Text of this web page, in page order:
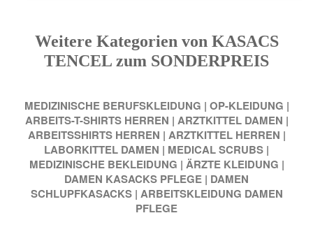
Weitere Kategorien von KASACS
TENCEL zum SONDERPREIS
MEDIZINISCHE BERUFSKLEIDUNG | OP-KLEIDUNG |
ARBEITS-T-SHIRTS HERREN | ARZTKITTEL DAMEN |
ARBEITSSHIRTS HERREN | ARZTKITTEL HERREN |
LABORKITTEL DAMEN | MEDICAL SCRUBS |
MEDIZINISCHE BEKLEIDUNG | ÄRZTE KLEIDUNG |
DAMEN KASACKS PFLEGE | DAMEN
SCHLUPFKASACKS | ARBEITSKLEIDUNG DAMEN
PFLEGE